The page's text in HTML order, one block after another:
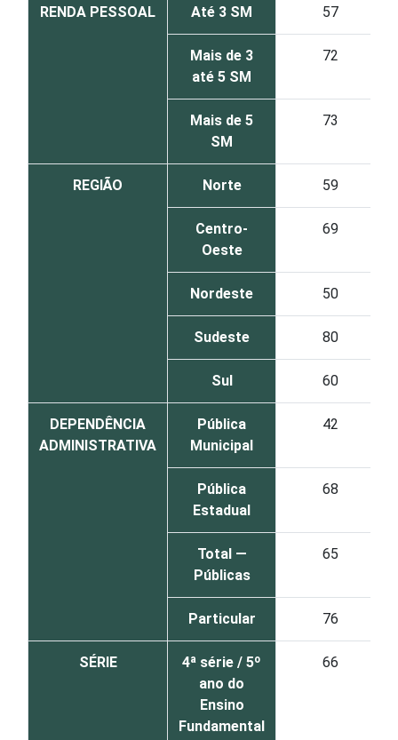
RENDA PESSOAL Até 3 SM 57
Mais de 3
até 5 SM
72
Mais de 5
SM
73
REGIÃO Norte 59
Centro-
Oeste
69
Nordeste 50
Sudeste 80
Sul 60
DEPENDÊNCIA
ADMINISTRATIVA
Pública
Municipal
42
Pública
Estadual
68
Total —
Públicas
65
Particular 76
SÉRIE
4ª série / 5º
ano do
Ensino
Fundamental
66